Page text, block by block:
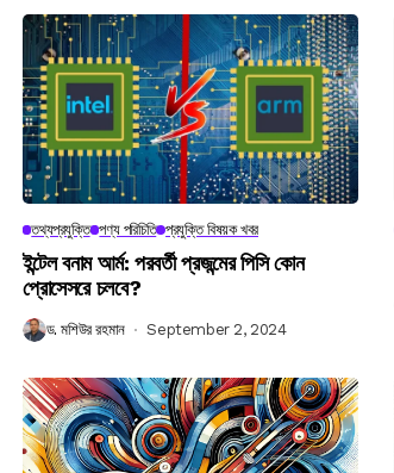
তথ্যপ্রযুক্তি পণ্য পরিচিতি প্রযুক্তি বিষয়ক খবর
ইন্টেল বনাম আর্ম: পরবর্তী প্রজন্মের পিসি কোন
প্রোসেসরে চলবে?
ড. মশিউর রহমান September 2, 2024